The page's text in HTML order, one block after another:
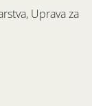
Uprava za